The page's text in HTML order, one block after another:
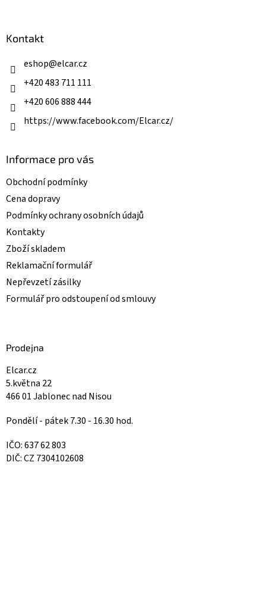
Kontakt
eshop@elcar.cz
+420 483 711 111
+420 606 888 444
https://www.facebook.com/Elcar.cz/
Informace pro vás
Obchodní podmínky
Cena dopravy
Podmínky ochrany osobních údajů
Kontakty
Zboží skladem
Reklamační formulář
Nepřevzetí zásilky
Formulář pro odstoupení od smlouvy
Prodejna
Elcar.cz
5.května 22
466 01 Jablonec nad Nisou
Pondělí - pátek 7.30 - 16.30 hod.
IČO: 637 62 803
DIČ: CZ 7304102608